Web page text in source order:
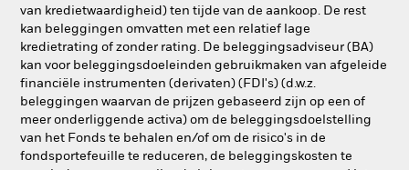
van kredietwaardigheid) ten tijde van de aankoop. De rest
kan beleggingen omvatten met een relatief lage
kredietrating of zonder rating. De beleggingsadviseur (BA)
kan voor beleggingsdoeleinden gebruikmaken van afgeleide
financiële instrumenten (derivaten) (FDI's) (d.w.z.
beleggingen waarvan de prijzen gebaseerd zijn op een of
meer onderliggende activa) om de beleggingsdoelstelling
van het Fonds te behalen en/of om de risico's in de
fondsportefeuille te reduceren, de beleggingskosten te